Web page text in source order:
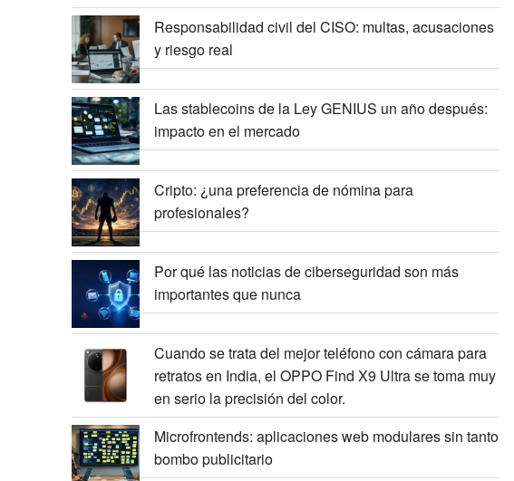
Responsabilidad civil del CISO: multas, acusaciones
y riesgo real
Las stablecoins de la Ley GENIUS un año después:
impacto en el mercado
Cripto: ¿una preferencia de nómina para
profesionales?
Por qué las noticias de ciberseguridad son más
importantes que nunca
Cuando se trata del mejor teléfono con cámara para
retratos en India, el OPPO Find X9 Ultra se toma muy
en serio la precisión del color.
Microfrontends: aplicaciones web modulares sin tanto
bombo publicitario